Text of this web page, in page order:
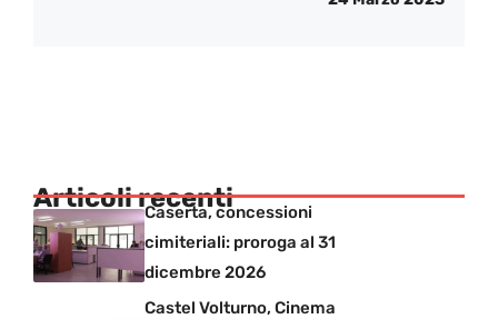
Articoli recenti
Caserta, concessioni
cimiteriali: proroga al 31
dicembre 2026
Castel Volturno, Cinema